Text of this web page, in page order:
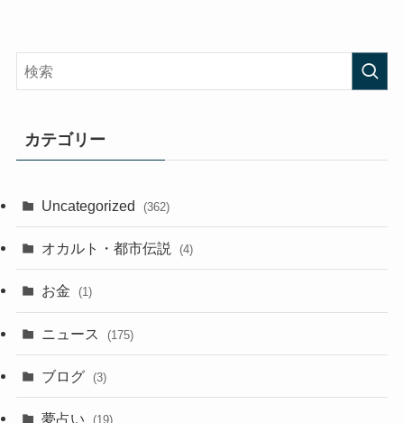
カテゴリー
Uncategorized (362)
オカルト・都市伝説 (4)
お金 (1)
ニュース (175)
ブログ (3)
夢占い (19)